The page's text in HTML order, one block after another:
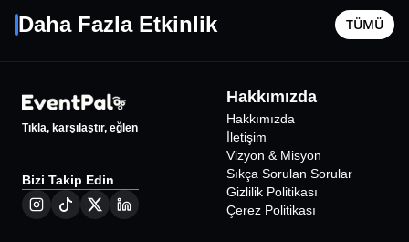
Daha Fazla Etkinlik TÜMÜ
İstanbul
Jolly Joker Kartal İstMarina
9
İstanbul
Tıkla, karşılaştır, eğlen
Bizi Takip Edin
Hakkımızda
Hakkımızda
İletişim
Vizyon & Misyon
Sıkça Sorulan Sorular
Gizlilik Politikası
Çerez Politikası